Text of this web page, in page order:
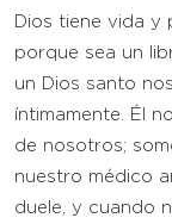
Dios tiene vida y
porque sea un
un Dios santo
íntimamente. Él
de nosotros;
nuestro médico
duele, y cuando